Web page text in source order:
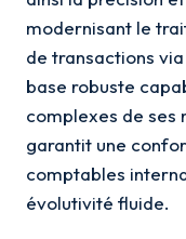
modernisant le
de transactions via
base robuste
complexes de ses
garantit une
comptables
évolutivité fluide.